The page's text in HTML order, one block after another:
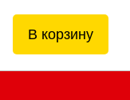
В корзину